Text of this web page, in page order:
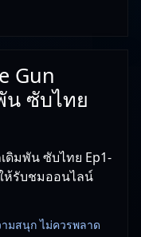
Gun
น ซับไทย
ดิมพัน ซับไทย Ep1-
ห้รับชมออนไลน์
มสนุก ไม่ควรพลาด